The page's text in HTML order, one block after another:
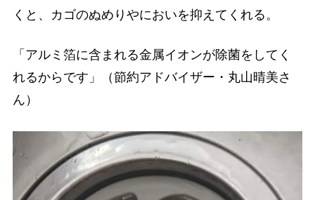
くと、カゴのぬめりやにおいを抑えてくれる。
「アルミ箔に含まれる金属イオンが除菌をしてく
れるからです」（節約アドバイザー・丸山晴美さ
ん）